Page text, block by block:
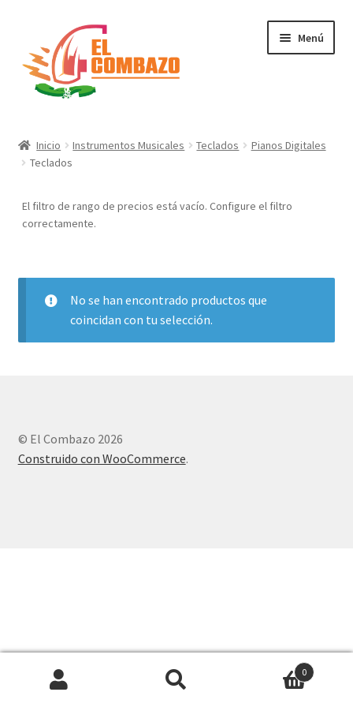
Menú
DJ, Audio e Iluminación PRO
Grabación de Audio & Video
Hogar
Inicio Instrumentos Musicales Teclados
Pianos Digitales
Teclados
No se han encontrado productos que
coincidan con tu selección.
El filtro de rango de precios está vacío. Configure el filtro
correctamente.
© El Combazo 2026
Construido con WooCommerce.
0